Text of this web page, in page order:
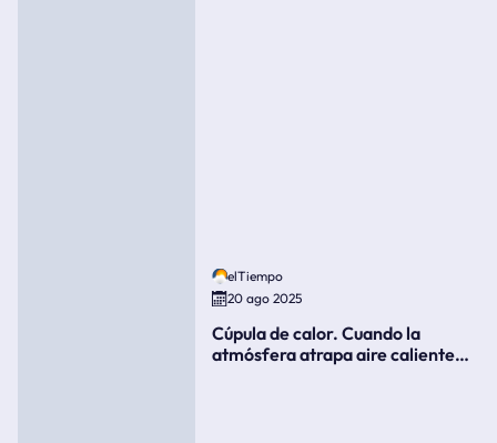
elTiempo
20 ago 2025
Cúpula de calor. Cuando la
atmósfera atrapa aire caliente